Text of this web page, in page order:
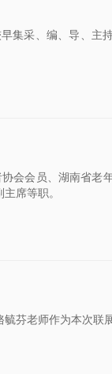
集采、编、导、主
会会员、湖南省老
席等职。
芬老师作为本次联